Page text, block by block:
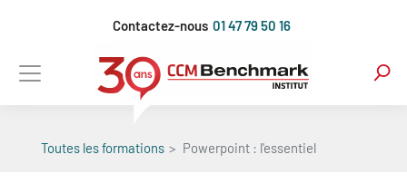
principal
Contactez-nous 01 47 79 50 16
Toutes les formations Powerpoint : l'essentiel